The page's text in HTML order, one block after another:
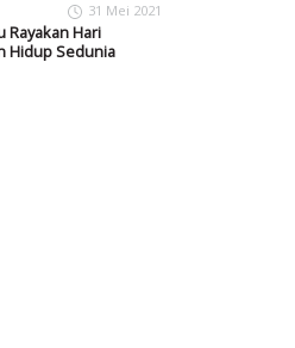
31 Mei 2021
Rayakan Hari
Hidup Sedunia